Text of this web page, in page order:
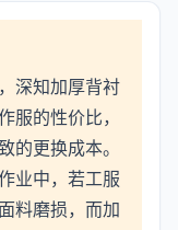
深知加厚背衬
服的性价比，
的更换成本。
业中，若工服
料磨损，而加